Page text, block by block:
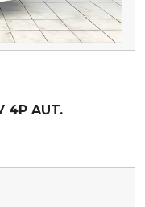
4P AUT.